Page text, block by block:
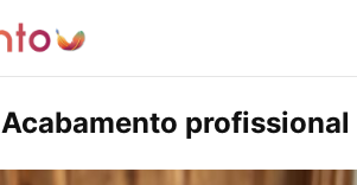
Acabamento profissional